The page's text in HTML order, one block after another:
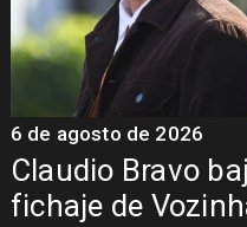
Claudio Bravo
fichaje de
6 de agosto de 2026